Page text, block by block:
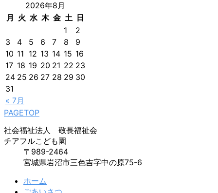
2026年8月
月
火 水 木 金 土 日
« 7月
1
2
3
4 5 6 7 8
9
10 11 12 13 14 15 16
17 18 19 20 21 22 23
24 25 26 27 28 29 30
31
PAGETOP
社会福祉法人 敬長福祉会
チアフルこども園
〒989-2464
宮城県岩沼市三色吉字中の原75-6
ホーム